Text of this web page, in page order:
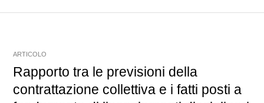
ARTICOLO
Rapporto tra le previsioni della
contrattazione collettiva e i fatti posti a